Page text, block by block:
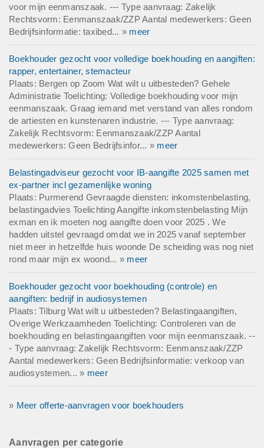
voor mijn eenmanszaak. --- Type aanvraag: Zakelijk
Rechtsvorm: Eenmanszaak/ZZP Aantal medewerkers: Geen
Bedrijfsinformatie: taxibed... » meer
Boekhouder gezocht voor volledige boekhouding en aangiften:
rapper, entertainer, stemacteur
Plaats: Bergen op Zoom Wat wilt u uitbesteden? Gehele
Administratie Toelichting: Volledige boekhouding voor mijn
eenmanszaak. Graag iemand met verstand van alles rondom
de artiesten en kunstenaren industrie. --- Type aanvraag:
Zakelijk Rechtsvorm: Eenmanszaak/ZZP Aantal
medewerkers: Geen Bedrijfsinfor... » meer
Belastingadviseur gezocht voor IB-aangifte 2025 samen met
ex-partner incl gezamenlijke woning
Plaats: Purmerend Gevraagde diensten: inkomstenbelasting,
belastingadvies Toelichting Aangifte inkomstenbelasting Mijn
exman en ik moeten nog aangifte doen voor 2025 . We
hadden uitstel gevraagd omdat we in 2025 vanaf september
niet meer in hetzelfde huis woonde De scheiding was nog niet
rond maar mijn ex woond... » meer
Boekhouder gezocht voor boekhouding (controle) en
aangiften: bedrijf in audiosystemen
Plaats: Tilburg Wat wilt u uitbesteden? Belastingaangiften,
Overige Werkzaamheden Toelichting: Controleren van de
boekhouding en belastingaangiften voor mijn eenmanszaak. --
- Type aanvraag: Zakelijk Rechtsvorm: Eenmanszaak/ZZP
Aantal medewerkers: Geen Bedrijfsinformatie: verkoop van
audiosystemen... » meer
» Meer offerte-aanvragen voor boekhouders
Aanvragen per categorie